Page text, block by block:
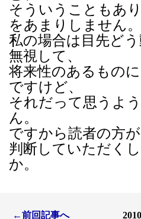
そういうこともあ
をあまりしません。
私の場合は目先ど
無視して、
将来性のあるもの
ですけど、
それだって思うよ
ん。
ですから読者の方
判断していただく
か。
←前回記事へ